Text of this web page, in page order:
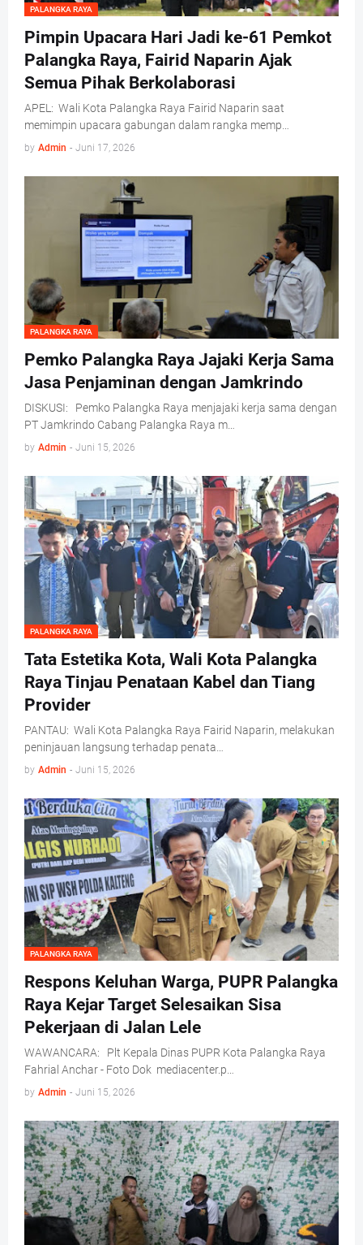
PALANGKA RAYA
Pimpin Upacara Hari Jadi ke-61 Pemkot
Palangka Raya, Fairid Naparin Ajak
Semua Pihak Berkolaborasi
APEL: Wali Kota Palangka Raya Fairid Naparin saat
memimpin upacara gabungan dalam rangka memp…
by Admin - Juni 17, 2026
PALANGKA RAYA
Pemko Palangka Raya Jajaki Kerja Sama
Jasa Penjaminan dengan Jamkrindo
DISKUSI: Pemko Palangka Raya menjajaki kerja sama dengan
PT Jamkrindo Cabang Palangka Raya m…
by Admin - Juni 15, 2026
PALANGKA RAYA
Tata Estetika Kota, Wali Kota Palangka
Raya Tinjau Penataan Kabel dan Tiang
Provider
PANTAU: Wali Kota Palangka Raya Fairid Naparin, melakukan
peninjauan langsung terhadap penata…
by Admin - Juni 15, 2026
PALANGKA RAYA
Respons Keluhan Warga, PUPR Palangka
Raya Kejar Target Selesaikan Sisa
Pekerjaan di Jalan Lele
WAWANCARA: Plt Kepala Dinas PUPR Kota Palangka Raya
Fahrial Anchar - Foto Dok mediacenter.p…
by Admin - Juni 15, 2026